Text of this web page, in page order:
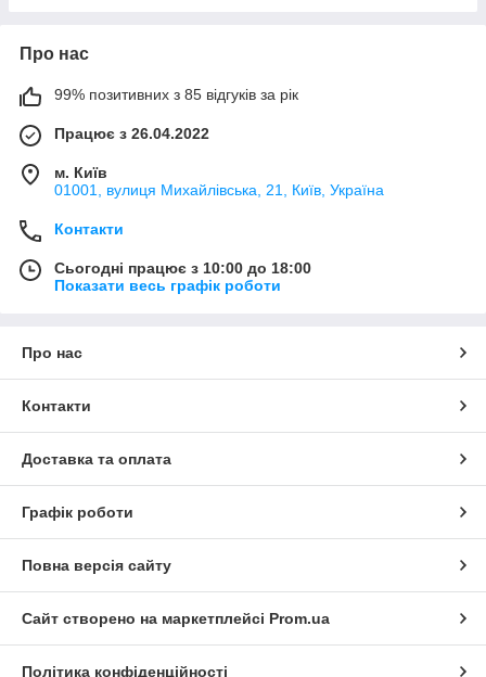
Про нас
99% позитивних з 85 відгуків за рік
Працює з 26.04.2022
м. Київ
01001, вулиця Михайлівська, 21, Київ, Україна
Контакти
Сьогодні працює з 10:00 до 18:00
Показати весь графік роботи
Про нас
Контакти
Доставка та оплата
Графік роботи
Повна версія сайту
Сайт створено на маркетплейсі Prom.ua
Політика конфіденційності